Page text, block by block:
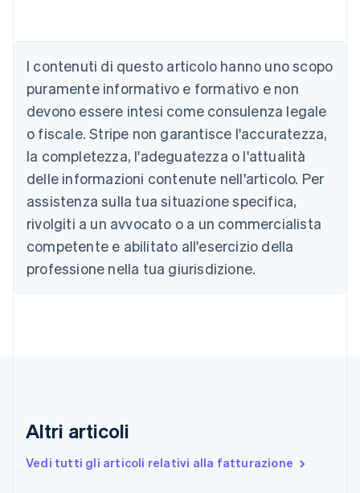
I contenuti di questo articolo hanno uno scopo
puramente informativo e formativo e non
devono essere intesi come consulenza legale
o fiscale. Stripe non garantisce l'accuratezza,
la completezza, l'adeguatezza o l'attualità
delle informazioni contenute nell'articolo. Per
assistenza sulla tua situazione specifica,
rivolgiti a un avvocato o a un commercialista
competente e abilitato all'esercizio della
professione nella tua giurisdizione.
Altri articoli
Vedi tutti gli articoli relativi alla fatturazione
English
Austria
Deutsch English
Belgio
NederlandsFrançaisDeutschEnglish
PortuguêsEnglish
Bulgaria
English
Canada
English Français
Cina continentale
Cipro
English
EnglishSvenska
FrançaisEnglish